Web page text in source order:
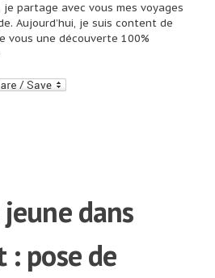
partage avec vous mes voyages
Aujourd’hui, je suis content de
vous une découverte 100%
dans
pose de